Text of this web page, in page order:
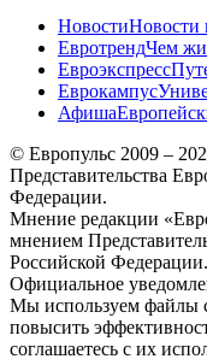
НовостиНовости
ЕвротрендЧем
Евроэкспресс
Еврокампус
Афиша
© Европульс 2009 –
Представительства
Федерации.
Мнение редакции
мнением
Российской Федерации.
Официальное
Мы используем файлы
повысить
соглашаетесь с их